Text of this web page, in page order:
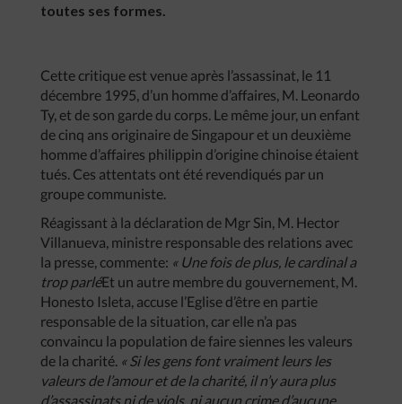
toutes ses formes.
Cette critique est venue après l’assassinat, le 11
décembre 1995, d’un homme d’affaires, M. Leonardo
Ty, et de son garde du corps. Le même jour, un enfant
de cinq ans originaire de Singapour et un deuxième
homme d’affaires philippin d’origine chinoise étaient
tués. Ces attentats ont été revendiqués par un
groupe communiste.
Réagissant à la déclaration de Mgr Sin, M. Hector
Villanueva, ministre responsable des relations avec
la presse, commente: « Une fois de plus, le cardinal a
trop parléEt un autre membre du gouvernement, M.
Honesto Isleta, accuse l’Eglise d’être en partie
responsable de la situation, car elle n’a pas
convaincu la population de faire siennes les valeurs
de la charité. « Si les gens font vraiment leurs les
valeurs de l’amour et de la charité, il n’y aura plus
d’assassinats ni de viols, ni aucun crime d’aucune